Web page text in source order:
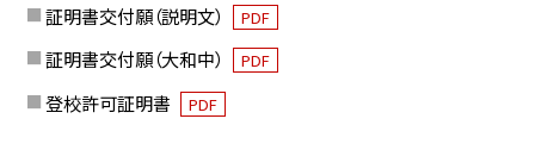
証明書交付願（説明文） PDF
証明書交付願（大和中） PDF
登校許可証明書 PDF